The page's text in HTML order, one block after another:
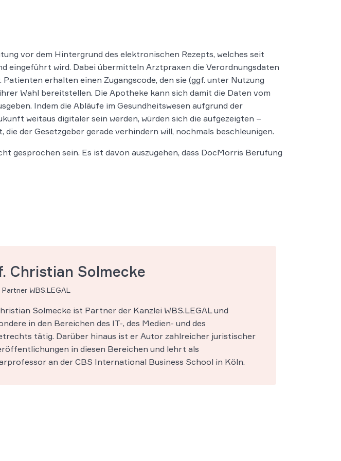
vor dem Hintergrund des elektronischen Rezepts, welches seit
eingeführt wird. Dabei übermitteln Arztpraxen die Verordnungsdaten
erhalten einen Zugangscode, den sie (ggf. unter Nutzung
Wahl bereitstellen. Die Apotheke kann sich damit die Daten vom
Indem die Abläufe im Gesundheitswesen aufgrund der
weitaus digitaler sein werden, würden sich die aufgezeigten –
der Gesetzgeber gerade verhindern will, nochmals beschleunigen.
gesprochen sein. Es ist davon auszugehen, dass DocMorris Berufung
Christian Solmecke
WBS.LEGAL
Solmecke ist Partner der Kanzlei WBS.LEGAL und
in den Bereichen des IT-, des Medien- und des
tätig. Darüber hinaus ist er Autor zahlreicher juristischer
in diesen Bereichen und lehrt als
an der CBS International Business School in Köln.